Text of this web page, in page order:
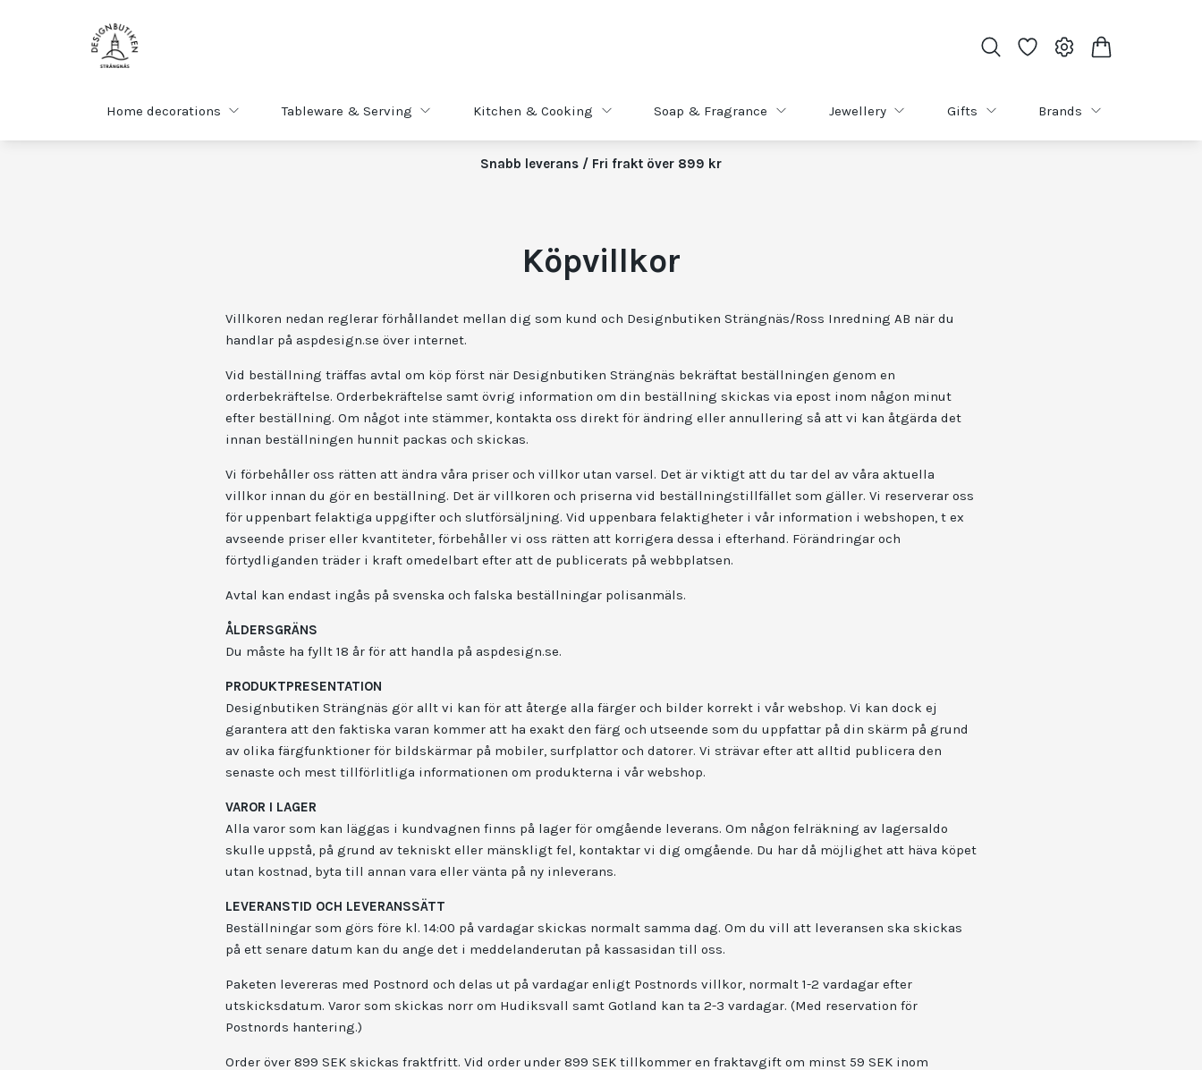
Home decorations Tableware & Serving Kitchen & Cooking Soap & Fragrance Jewellery Gifts Brands
Snabb leverans / Fri frakt över 899 kr
Köpvillkor
Villkoren nedan reglerar förhållandet mellan dig som kund och Designbutiken Strängnäs/Ross Inredning AB när du
handlar på aspdesign.se över internet.
Vid beställning träffas avtal om köp först när Designbutiken Strängnäs bekräftat beställningen genom en
orderbekräftelse. Orderbekräftelse samt övrig information om din beställning skickas via epost inom någon minut
efter beställning. Om något inte stämmer, kontakta oss direkt för ändring eller annullering så att vi kan åtgärda det
innan beställningen hunnit packas och skickas.
Vi förbehåller oss rätten att ändra våra priser och villkor utan varsel. Det är viktigt att du tar del av våra aktuella
villkor innan du gör en beställning. Det är villkoren och priserna vid beställningstillfället som gäller. Vi reserverar oss
för uppenbart felaktiga uppgifter och slutförsäljning. Vid uppenbara felaktigheter i vår information i webshopen, t ex
avseende priser eller kvantiteter, förbehåller vi oss rätten att korrigera dessa i efterhand. Förändringar och
förtydliganden träder i kraft omedelbart efter att de publicerats på webbplatsen.
Avtal kan endast ingås på svenska och falska beställningar polisanmäls.
ÅLDERSGRÄNS
Du måste ha fyllt 18 år för att handla på aspdesign.se.
PRODUKTPRESENTATION
Designbutiken Strängnäs gör allt vi kan för att återge alla färger och bilder korrekt i vår webshop. Vi kan dock ej
garantera att den faktiska varan kommer att ha exakt den färg och utseende som du uppfattar på din skärm på grund
av olika färgfunktioner för bildskärmar på mobiler, surfplattor och datorer. Vi strävar efter att alltid publicera den
senaste och mest tillförlitliga informationen om produkterna i vår webshop.
VAROR I LAGER
Alla varor som kan läggas i kundvagnen finns på lager för omgående leverans. Om någon felräkning av lagersaldo
skulle uppstå, på grund av tekniskt eller mänskligt fel, kontaktar vi dig omgående. Du har då möjlighet att häva köpet
utan kostnad, byta till annan vara eller vänta på ny inleverans.
LEVERANSTID OCH LEVERANSSÄTT
Beställningar som görs före kl. 14:00 på vardagar skickas normalt samma dag. Om du vill att leveransen ska skickas
på ett senare datum kan du ange det i meddelanderutan på kassasidan till oss.
Paketen levereras med Postnord och delas ut på vardagar enligt Postnords villkor, normalt 1-2 vardagar efter
utskicksdatum. Varor som skickas norr om Hudiksvall samt Gotland kan ta 2-3 vardagar. (Med reservation för
Postnords hantering.)
Order över 899 SEK skickas fraktfritt. Vid order under 899 SEK tillkommer en fraktavgift om minst 59 SEK inom